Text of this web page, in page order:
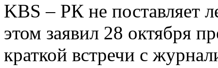
KBS – РК не поставляет
этом заявил 28 октября
краткой встречи с